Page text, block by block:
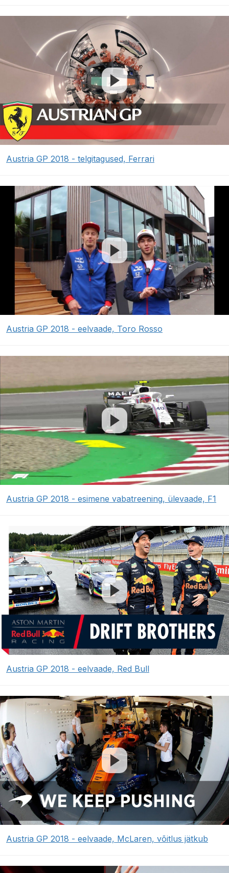
Austria GP 2018 - telgitagused, Ferrari
Austria GP 2018 - eelvaade, Toro Rosso
Austria GP 2018 - esimene vabatreening, ülevaade, F1
Austria GP 2018 - eelvaade, Red Bull
Austria GP 2018 - eelvaade, McLaren, võitlus jätkub